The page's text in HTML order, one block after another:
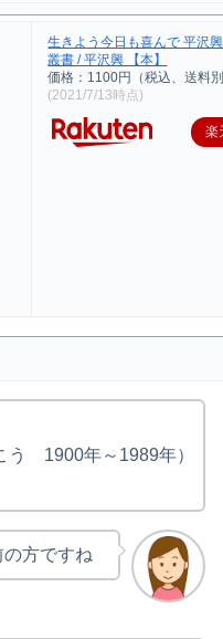
生きよう今日も喜んで 平沢
叢書 / 平沢興 【本】
価格：1100円（税込、送料
(2021/7/13時点)
楽
う 1900年～1989年）
の方ですね